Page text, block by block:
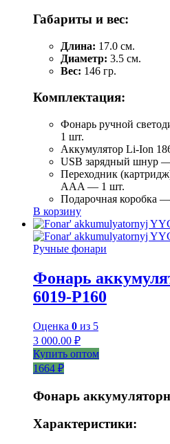
Габариты и вес:
Длина: 17.0 см.
Диаметр: 3.5 см.
Вес: 146 гр.
Комплектация:
Фонарь ручной
1 шт.
Аккумулятор Li-Ion
USB зарядный шнур
Переходник
AAA — 1 шт.
Подарочная коробка
В корзину
Ручные фонари
Фонарь
6019-Р160
Оценка 0 из 5
3 000.00 ₽
Купить оптом
1664 ₽
Фонарь
Характеристики: